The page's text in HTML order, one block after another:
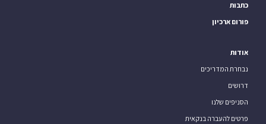
כתבות
פורום ארכיון
אודות
נבחרת המדריכים
דרושים
הסניפים שלנו
פרטים להעברה בנקאית